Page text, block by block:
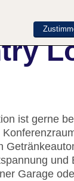
ist gerne
Garage